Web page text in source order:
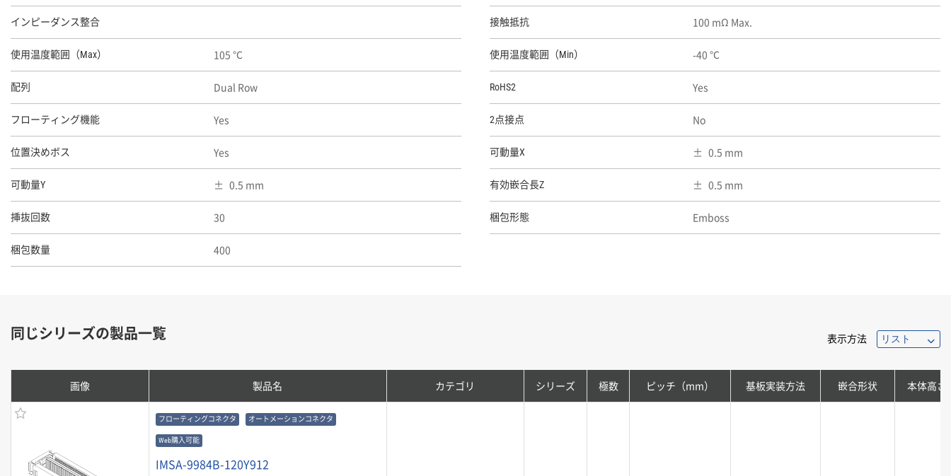
インピーダンス整合 接触抵抗 100 mΩ Max.
使用温度範囲（Max） 105 ℃ 使用温度範囲（Min） -40 ℃
配列 Dual Row RoHS2 Yes
フローティング機能 Yes 2点接点 No
位置決めボス Yes 可動量X 0.5 mm
可動量Y 0.5 mm 有効嵌合長Z 0.5 mm
挿抜回数 30 梱包形態 Emboss
梱包数量 400
同じシリーズの製品一覧 表示方法
画像 製品名 カテゴリ シリーズ 極数 ピッチ（mm） 基板実装方法 嵌合形状 本体高さ
フローティングコネクタ オートメーションコネクタ
Web購入可能
IMSA-9984B-120Y912